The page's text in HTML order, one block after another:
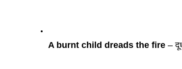
A burnt child dreads the fire –